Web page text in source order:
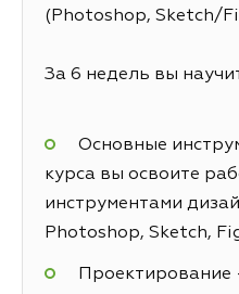
(Photoshop, Sketch/
За 6 недель вы
Основные
курса вы освоите
инструментами
Photoshop, Sketch,
Проектирование